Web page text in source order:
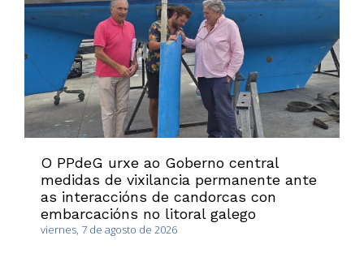
O PPdeG urxe ao Goberno central
medidas de vixilancia permanente ante
as interaccións de candorcas con
embarcacións no litoral galego
viernes, 7 de agosto de 2026